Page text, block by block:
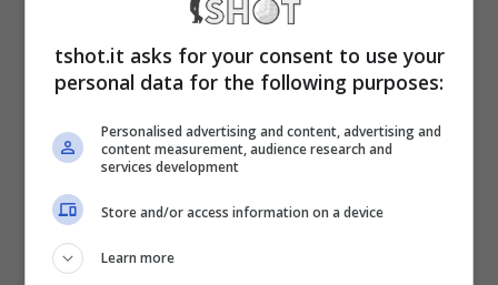
La società di Torino era già propensa a
avvenire molto presto. In questo momento il
32enne brasiliano rimane sotto contratto fino
a fine stagione ed è fermo a180′ e 2
presenzein quanto alle scelte compiute dal
tshot.it asks for your consent to use your
personal data for the following purposes:
Personalised advertising and content, advertising and
content measurement, audience research and
services development
Store and/or access information on a device
Learn more